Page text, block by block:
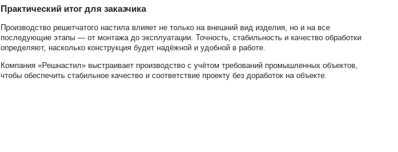
Практический итог для заказчика
Производство решетчатого настила влияет не только на внешний вид изделия, но и на все
последующие этапы — от монтажа до эксплуатации. Точность, стабильность и качество обработки
определяют, насколько конструкция будет надёжной и удобной в работе.
Компания «Решнастил» выстраивает производство с учётом требований промышленных объектов,
чтобы обеспечить стабильное качество и соответствие проекту без доработок на объекте.